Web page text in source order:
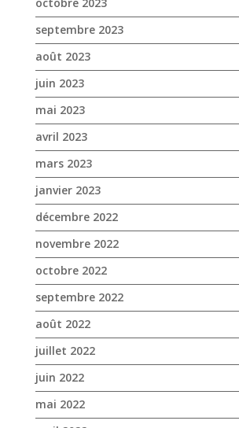
avril 2023
mars 2023
janvier 2023
décembre 2022
novembre 2022
octobre 2022
septembre 2022
août 2022
juillet 2022
juin 2022
mai 2022
avril 2022
mars 2022
février 2022
janvier 2022
décembre 2021